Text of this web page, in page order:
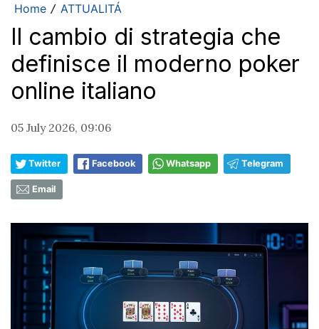
Home / ATTUALITÁ
Il cambio di strategia che
definisce il moderno poker
online italiano
05 July 2026, 09:06
Twitter Facebook Whatsapp Telegram
Email